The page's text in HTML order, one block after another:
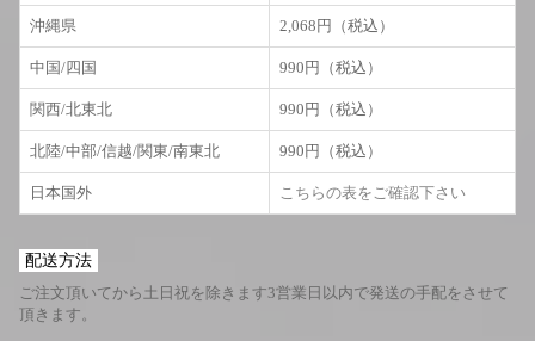
沖縄県 2,068円（税込）
中国/四国 990円（税込）
関西/北東北 990円（税込）
北陸/中部/信越/関東/南東北 990円（税込）
日本国外 こちらの表をご確認下さい
配送方法
ご注文頂いてから土日祝を除きます3営業日以内で発送の手配をさせて
頂きます。